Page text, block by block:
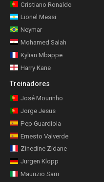
Cristiano Ronaldo
Lionel Messi
Neymar
Mohamed Salah
Kylian Mbappe
Harry Kane
Treinadores
José Mourinho
Jorge Jesus
Pep Guardiola
Ernesto Valverde
Zinedine Zidane
Jurgen Klopp
Maurizio Sarri